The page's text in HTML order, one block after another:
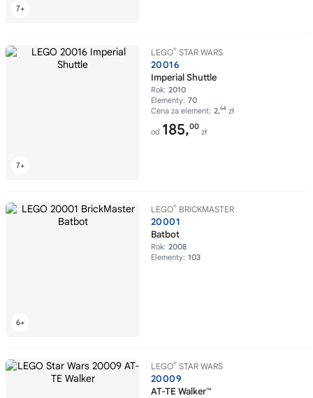
LEGO® STAR WARS
20016
Imperial Shuttle
Rok: 2010
Elementy: 70
Cena za element: 2,64 zł
od 185,00
zł
LEGO® BRICKMASTER
20001
Batbot
Rok: 2008
Elementy: 103
LEGO® STAR WARS
20009
AT-TE Walker™